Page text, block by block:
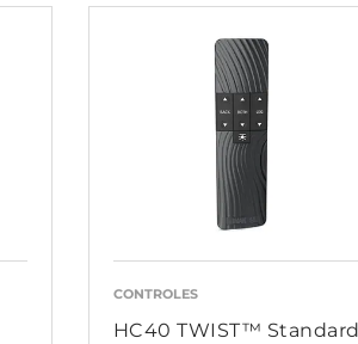
CONTROLES
HC40 TWIST™ Standard